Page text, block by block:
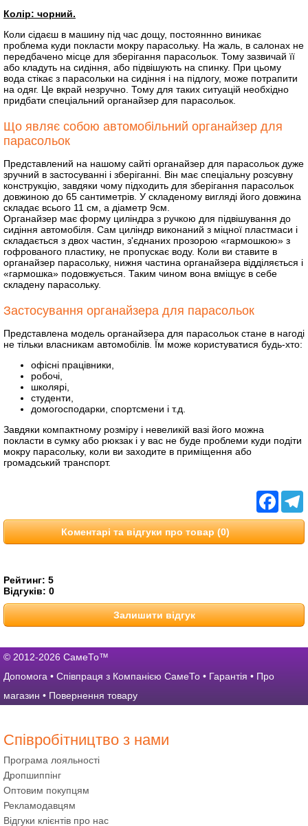
Колір: чорний.
Коли сідаєш в машину під час дощу, постояннно виникає
проблема куди покласти мокру парасольку. На жаль, в салонах не
передбачено місце для зберігання парасольок. Тому зазвичай її
або кладуть на сидіння, або підвішують на спинку. При цьому
вода стікає з парасольки на сидіння і на підлогу, може потрапити
на одяг. Це вкрай незручно. Тому для таких ситуацій необхідно
придбати спеціальний органайзер для парасольок.
Що являє собою автомобільний органайзер для
парасольок
Представлений на нашому сайті органайзер для парасольок дуже
зручний в застосуванні і зберіганні. Він має спеціальну розсувну
конструкцію, завдяки чому підходить для зберігання парасольок
довжиною до 65 сантиметрів. У складеному вигляді його довжина
складає всього 11 см, а діаметр 9см.
Органайзер має форму циліндра з ручкою для підвішування до
сидіння автомобіля. Сам циліндр виконаний з міцної пластмаси і
складається з двох частин, з'єднаних прозорою «гармошкою» з
гофрованого пластику, не пропускає воду. Коли ви ставите в
органайзер парасольку, нижня частина органайзера відділяється і
«гармошка» подовжується. Таким чином вона вміщує в себе
складену парасольку.
Застосування органайзера для парасольок
Представлена ​​модель органайзера для парасольок стане в нагоді
не тільки власникам автомобілів. Їм може користуватися будь-хто:
офісні працівники,
робочі,
школярі,
студенти,
домогосподарки, спортсмени і т.д.
Завдяки компактному розміру і невеликій вазі його можна
покласти в сумку або рюкзак і у вас не буде проблеми куди подіти
мокру парасольку, коли ви заходите в приміщення або
громадський транспорт.
Коментарі та відгуки про товар (0)
Рейтинг: 5
Відгуків: 0
Залишити відгук
© 2012-2026 СамеТо™
Допомога • Співпраця з Компанією СамеТо • Гарантія • Про
магазин • Повернення товару
Співробітництво з нами
Програма лояльності
Дропшиппінг
Оптовим покупцям
Рекламодавцям
Відгуки клієнтів про нас